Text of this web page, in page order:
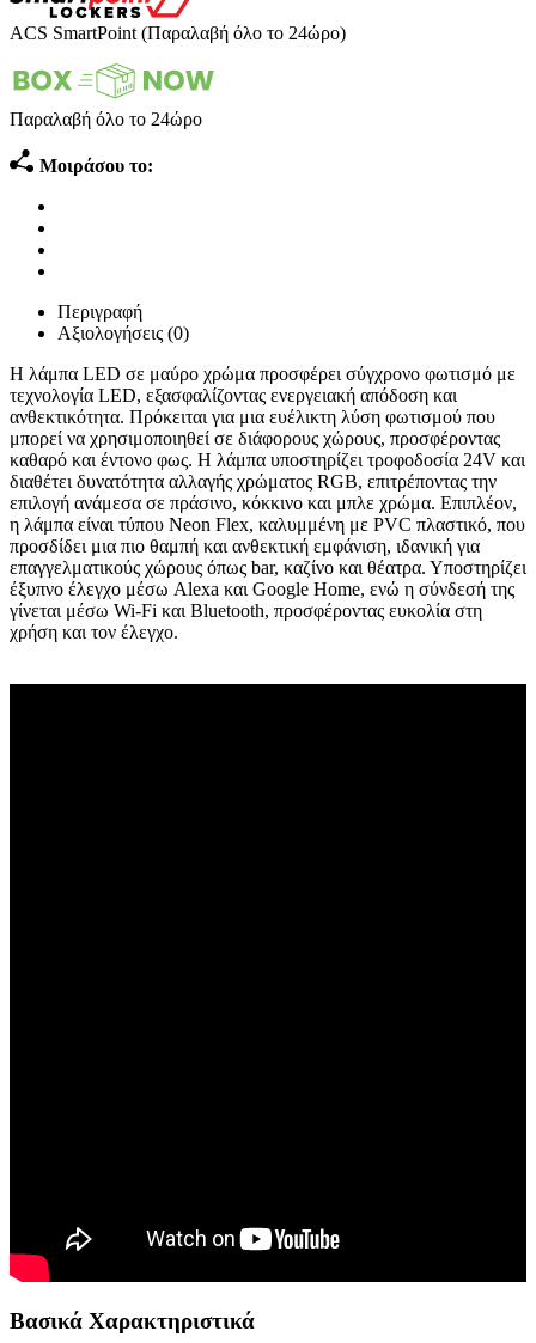
ACS SmartPoint (Παραλαβή όλο το 24ώρο)
Παραλαβή όλο το 24ώρο
Μοιράσου το:
Περιγραφή
Αξιολογήσεις (0)
Η λάμπα LED σε μαύρο χρώμα προσφέρει σύγχρονο φωτισμό με
τεχνολογία LED, εξασφαλίζοντας ενεργειακή απόδοση και
ανθεκτικότητα. Πρόκειται για μια ευέλικτη λύση φωτισμού που
μπορεί να χρησιμοποιηθεί σε διάφορους χώρους, προσφέροντας
καθαρό και έντονο φως. Η λάμπα υποστηρίζει τροφοδοσία 24V και
διαθέτει δυνατότητα αλλαγής χρώματος RGB, επιτρέποντας την
επιλογή ανάμεσα σε πράσινο, κόκκινο και μπλε χρώμα. Επιπλέον,
η λάμπα είναι τύπου Neon Flex, καλυμμένη με PVC πλαστικό, που
προσδίδει μια πιο θαμπή και ανθεκτική εμφάνιση, ιδανική για
επαγγελματικούς χώρους όπως bar, καζίνο και θέατρα. Υποστηρίζει
έξυπνο έλεγχο μέσω Alexa και Google Home, ενώ η σύνδεσή της
γίνεται μέσω Wi-Fi και Bluetooth, προσφέροντας ευκολία στη
χρήση και τον έλεγχο.
Βασικά Χαρακτηριστικά